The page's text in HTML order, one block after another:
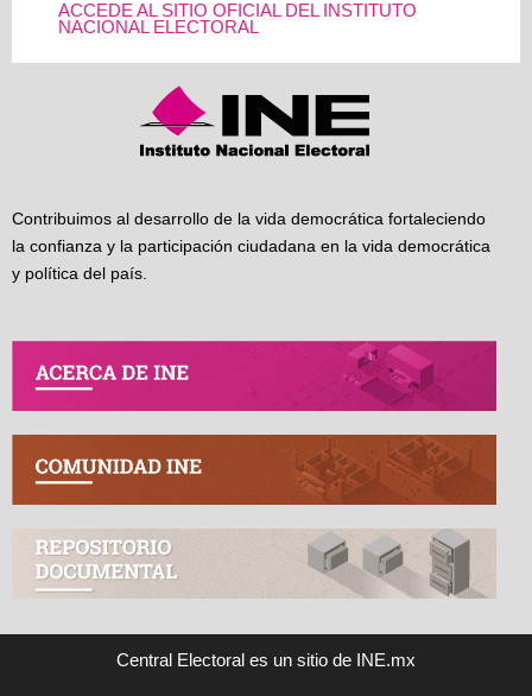
ACCEDE AL SITIO OFICIAL DEL INSTITUTO
NACIONAL ELECTORAL
Contribuimos al desarrollo de la vida democrática fortaleciendo
la confianza y la participación ciudadana en la vida democrática
y política del país.
Central Electoral es un sitio de INE.mx